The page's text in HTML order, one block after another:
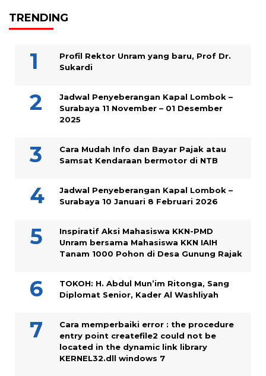
TRENDING
Profil Rektor Unram yang baru, Prof Dr.
Sukardi
Jadwal Penyeberangan Kapal Lombok –
Surabaya 11 November – 01 Desember
2025
Cara Mudah Info dan Bayar Pajak atau
Samsat Kendaraan bermotor di NTB
Jadwal Penyeberangan Kapal Lombok –
Surabaya 10 Januari 8 Februari 2026
Inspiratif Aksi Mahasiswa KKN-PMD
Unram bersama Mahasiswa KKN IAIH
Tanam 1000 Pohon di Desa Gunung Rajak
TOKOH: H. Abdul Mun’im Ritonga, Sang
Diplomat Senior, Kader Al Washliyah
Cara memperbaiki error : the procedure
entry point createfile2 could not be
located in the dynamic link library
KERNEL32.dll windows 7